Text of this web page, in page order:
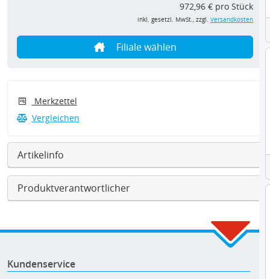
972,96 € pro Stück
inkl. gesetzl. MwSt., zzgl. Versandkosten
Filiale wählen
Merkzettel
Vergleichen
Artikelinfo
Produktverantwortlicher
Kundenservice